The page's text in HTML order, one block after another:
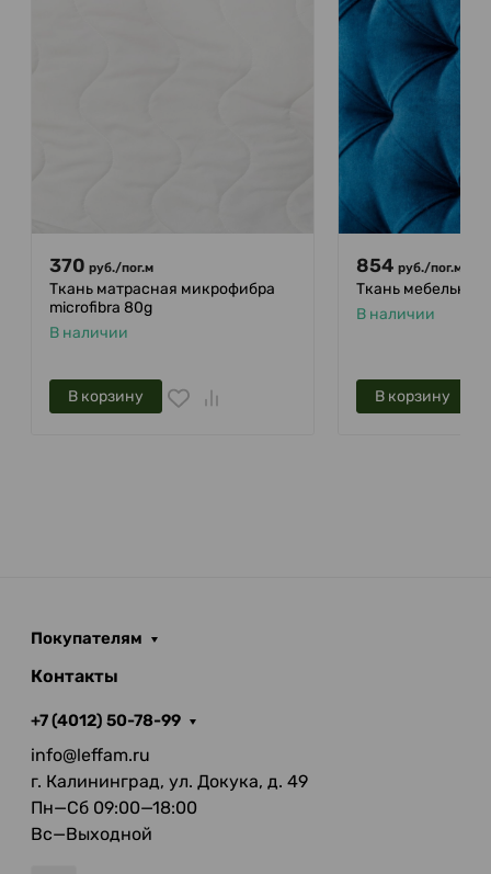
370 руб./пог.м
Ткань матрасная микрофибра
microfibra 80g
В наличии
В корзину
854 руб./пог.м
Ткань мебельная
В наличии
В корзину
Покупателям
Контакты
+7 (4012) 50-78-99
info@leffam.ru
г. Калининград, ул. Докука, д. 49
Пн—Сб 09:00—18:00
Вс—Выходной